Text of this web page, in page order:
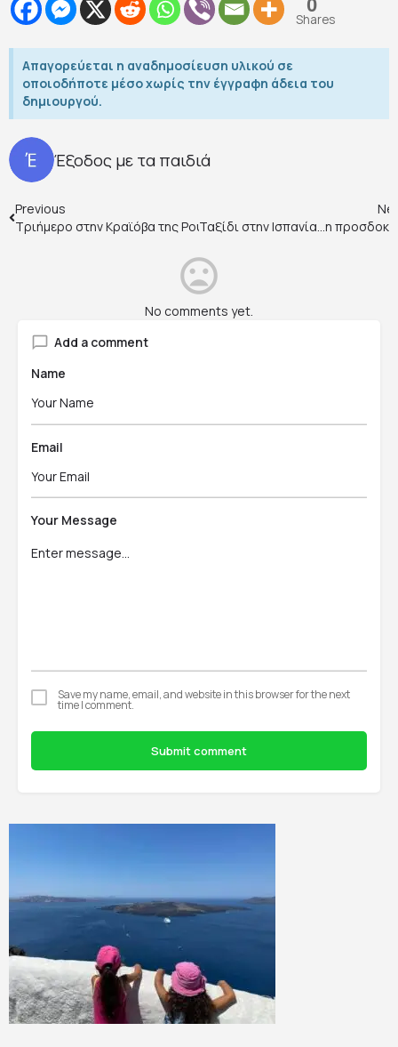
0
Shares
Απαγορεύεται η αναδημοσίευση υλικού σε
οποιοδήποτε μέσο χωρίς την έγγραφη άδεια του
δημιουργού.
Έξοδος με τα παιδιά
Previous
Τριήμερο στην Κραϊόβα της ΡουμανίαςΤαξίδι στην Ισπανία…η
No comments yet.
Add a comment
Name
Email
Your Message
Save my name, email, and website in this browser for the next
time I comment.
Submit comment